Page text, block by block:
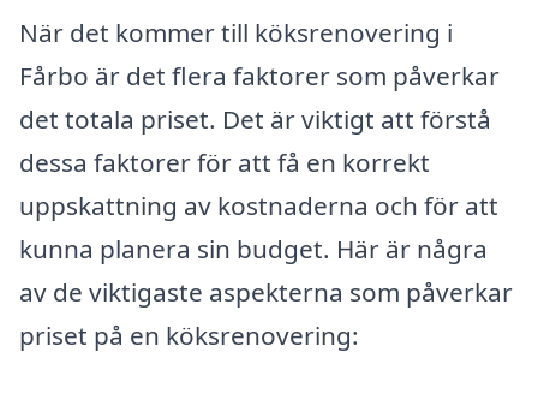
När det kommer till köksrenovering i
Fårbo är det flera faktorer som påverkar
det totala priset. Det är viktigt att förstå
dessa faktorer för att få en korrekt
uppskattning av kostnaderna och för att
kunna planera sin budget. Här är några
av de viktigaste aspekterna som påverkar
priset på en köksrenovering: